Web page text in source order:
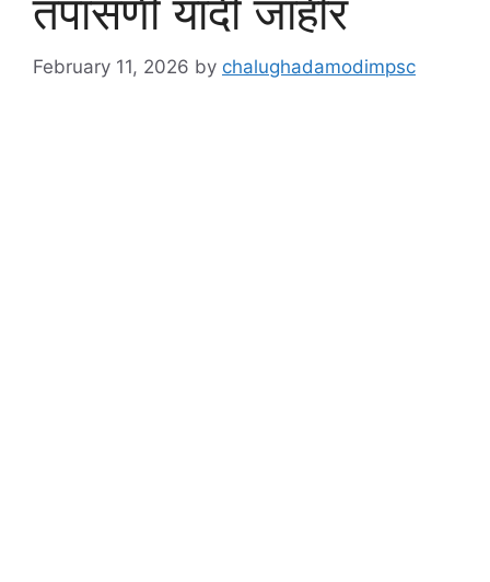
तपासणी यादी जाहीर
February 11, 2026 by chalughadamodimpsc